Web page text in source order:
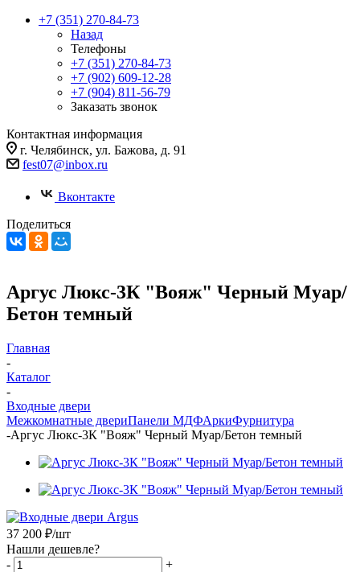
+7 (351) 270-84-73
Назад
Телефоны
+7 (351) 270-84-73
+7 (902) 609-12-28
+7 (904) 811-56-79
Заказать звонок
Контактная информация
г. Челябинск, ул. Бажова, д. 91
fest07@inbox.ru
Вконтакте
Поделиться
Аргус Люкс-3К "Вояж" Черный Муар/
Бетон темный
Главная
-
Каталог
-
Входные двери
Межкомнатные двериПанели МДФАркиФурнитура
-Аргус Люкс-3К "Вояж" Черный Муар/Бетон темный
37 200 ₽/шт
Нашли дешевле?
-
+